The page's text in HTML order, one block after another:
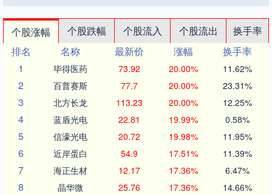
个股涨幅 个股跌幅 个股流入 个股流出
换手率
排名
名称 最新价 涨幅
换手率
1
毕得医药 73.92 20.00% 11.62%
2 百普赛斯 77.7 20.00% 23.31%
3 北方长龙 113.23 20.00% 12.25%
4 蓝盾光电 22.81 19.99% 0.58%
5 信濠光电 20.72 19.98% 11.95%
6 近岸蛋白 54.9 17.51% 11.39%
7 海正生材 12.17 17.36% 6.47%
8 晶华微 25.76 17.36% 14.66%